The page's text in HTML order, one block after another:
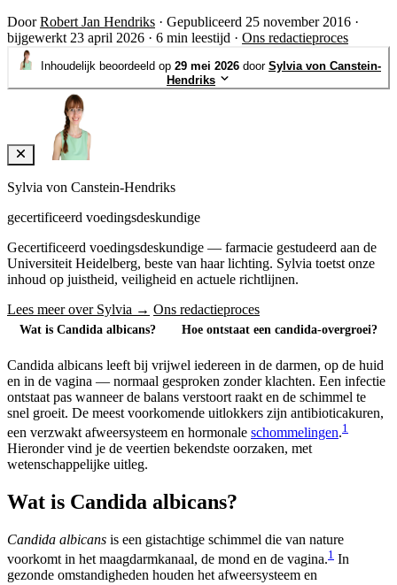
DoorRobert Jan Hendriks · Gepubliceerd 25 november 2016 ·
bijgewerkt 23 april 2026 · 6 min leestijd · Ons redactieproces
Inhoudelijk beoordeeld op 29 mei 2026 door Sylvia von Canstein-
Hendriks
Sylvia von Canstein-Hendriks
gecertificeerd voedingsdeskundige
Gecertificeerd voedingsdeskundige — farmacie gestudeerd aan de
Universiteit Heidelberg, beste van haar lichting. Sylvia toetst onze
inhoud op juistheid, veiligheid en actuele richtlijnen.
Lees meer over Sylvia → Ons redactieproces
Wat is Candida albicans? Hoe ontstaat een candida-overgroei?
Candida albicans leeft bij vrijwel iedereen in de darmen, op de huid
en in de vagina — normaal gesproken zonder klachten. Een infectie
ontstaat pas wanneer de balans verstoort raakt en de schimmel te
snel groeit. De meest voorkomende uitlokkers zijn antibioticakuren,
een verzwakt afweersysteem en hormonale schommelingen.1
Hieronder vind je de veertien bekendste oorzaken, met
wetenschappelijke uitleg.
Wat is Candida albicans?
Candida albicans is een gistachtige schimmel die van nature
voorkomt in het maagdarmkanaal, de mond en de vagina.1 In
gezonde omstandigheden houden het afweersysteem en